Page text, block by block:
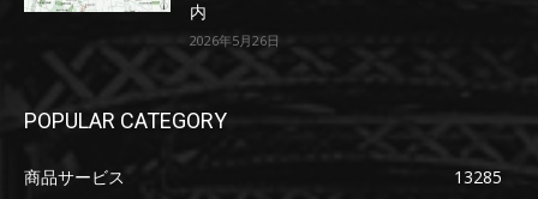
内
2026年5月26日
POPULAR CATEGORY
商品サービス
13285